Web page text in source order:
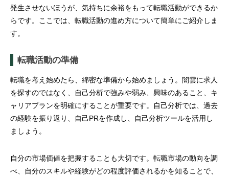
発生させないほうが、気持ちに余裕をもって転職活動ができるか
らです。ここでは、転職活動の進め方について簡単にご紹介しま
す。
転職活動の準備
転職を考え始めたら、綿密な準備から始めましょう。闇雲に求人
を探すのではなく、自己分析で強みや弱み、興味のあること、キ
ャリアプランを明確にすることが重要です。自己分析では、過去
の経験を振り返り、自己PRを作成し、自己分析ツールを活用し
ましょう。
自分の市場価値を把握することも大切です。転職市場の動向を調
べ、自分のスキルや経験がどの程度評価されるかを知ることで、